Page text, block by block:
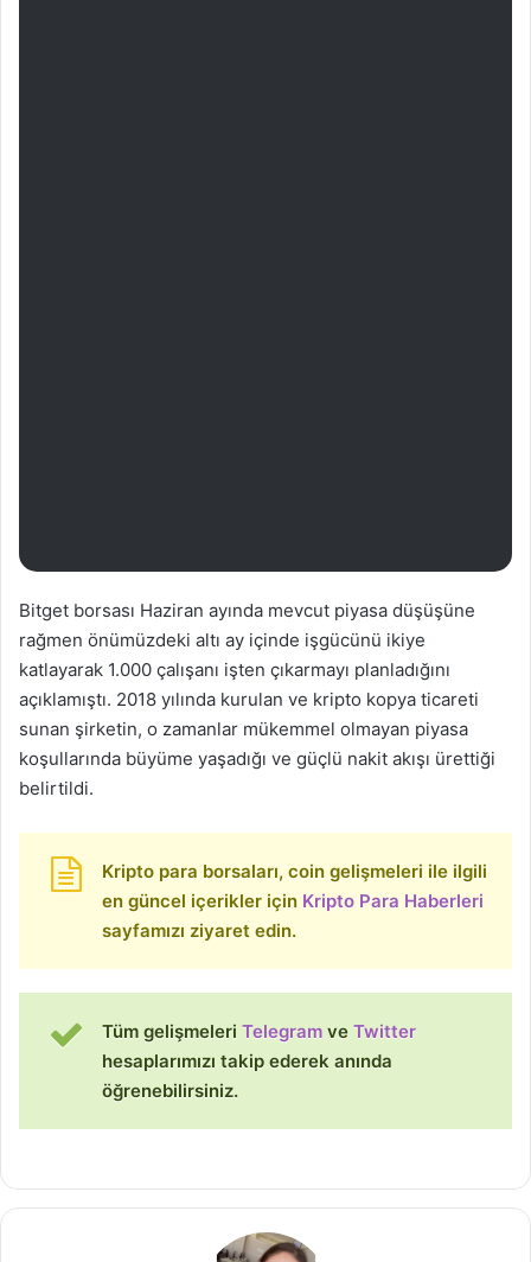
Bitget borsası Haziran ayında mevcut piyasa düşüşüne
rağmen önümüzdeki altı ay içinde işgücünü ikiye
katlayarak 1.000 çalışanı işten çıkarmayı planladığını
açıklamıştı. 2018 yılında kurulan ve kripto kopya ticareti
sunan şirketin, o zamanlar mükemmel olmayan piyasa
koşullarında büyüme yaşadığı ve güçlü nakit akışı ürettiği
belirtildi.
Kripto para borsaları, coin gelişmeleri ile ilgili
en güncel içerikler için Kripto Para Haberleri
sayfamızı ziyaret edin.
Tüm gelişmeleri Telegram ve Twitter
hesaplarımızı takip ederek anında
öğrenebilirsiniz.